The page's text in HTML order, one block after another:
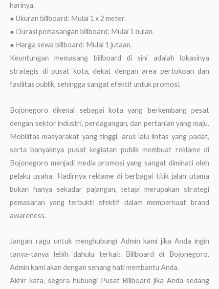
harinya.
● Ukuran billboard: Mulai 1 x 2 meter.
● Durasi pemasangan billboard: Mulai 1 bulan.
● Harga sewa billboard: Mulai 1 jutaan.
Keuntungan memasang billboard di sini adalah lokasinya
strategis di pusat kota, dekat dengan area pertokoan dan
fasilitas publik, sehingga sangat efektif untuk promosi.
Bojonegoro dikenal sebagai kota yang berkembang pesat
dengan sektor industri, perdagangan, dan pertanian yang maju.
Mobilitas masyarakat yang tinggi, arus lalu lintas yang padat,
serta banyaknya pusat kegiatan publik membuat reklame di
Bojonegoro menjadi media promosi yang sangat diminati oleh
pelaku usaha. Hadirnya reklame di berbagai titik jalan utama
bukan hanya sekadar pajangan, tetapi merupakan strategi
pemasaran yang terbukti efektif dalam memperkuat brand
awareness.
Jangan ragu untuk menghubungi Admin kami jika Anda ingin
tanya-tanya lebih dahulu terkait Billboard di Bojonegoro.
Admin kami akan dengan senang hati membantu Anda.
Akhir kata, segera hubungi Pusat Billboard jika Anda sedang